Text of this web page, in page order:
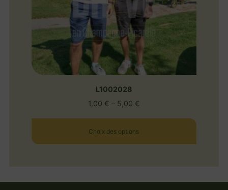
L1002028
1,00 € – 5,00 €
Choix des options